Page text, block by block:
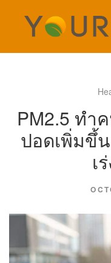
PM2.5 ทำ
ปอดเพิ่มขึ้
เ